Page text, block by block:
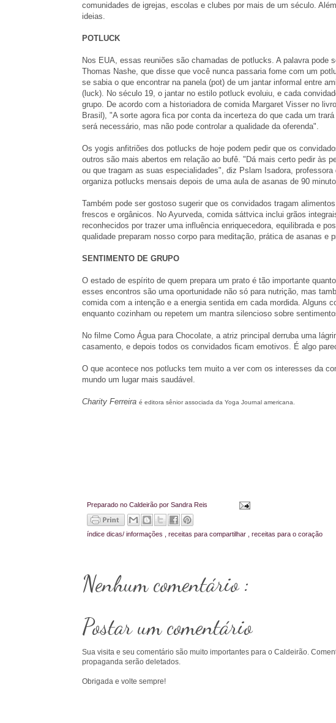
comunidades de igrejas, escolas e clubes por mais de um século.
ideias.
POTLUCK
Nos EUA, essas reuniões são chamadas de potlucks. A palavra pode
Thomas Nashe, que disse que você nunca passaria fome com um
se sabia o que encontrar na panela (pot) de um jantar informal entre
(luck). No século 19, o jantar no estilo potluck evoluiu, e cada
grupo. De acordo com a historiadora de comida Margaret Visser no
Brasil), "A sorte agora fica por conta da incerteza do que cada um
será necessário, mas não pode controlar a qualidade da oferenda".
Os yogis anfitriões dos potlucks de hoje podem pedir que os
outros são mais abertos em relação ao bufê. "Dá mais certo pedir às
ou que tragam as suas especialidades", diz Pslam Isadora,
organiza potlucks mensais depois de uma aula de asanas de 90
Também pode ser gostoso sugerir que os convidados tragam
frescos e orgânicos. No Ayurveda, comida sáttvica inclui grãos
reconhecidos por trazer uma influência enriquecedora, equilibrada e
qualidade preparam nosso corpo para meditação, prática de asanas e
SENTIMENTO DE GRUPO
O estado de espírito de quem prepara um prato é tão importante
esses encontros são uma oportunidade não só para nutrição, mas
comida com a intenção e a energia sentida em cada mordida. Alguns
enquanto cozinham ou repetem um mantra silencioso sobre
No filme Como Água para Chocolate, a atriz principal derruba uma
casamento, e depois todos os convidados ficam emotivos. É algo
O que acontece nos potlucks tem muito a ver com os interesses da
mundo um lugar mais saudável.
Charity Ferreira é editora sênior associada da Yoga Journal americana.
Preparado no Caldeirão por Sandra Reis
índice dicas/ informações receitas para compartilhar receitas para o coração
Nenhum comentário :
Postar um comentário
Sua visita e seu comentário são muito importantes para o Caldeirão.
propaganda serão deletados.
Obrigada e volte sempre!